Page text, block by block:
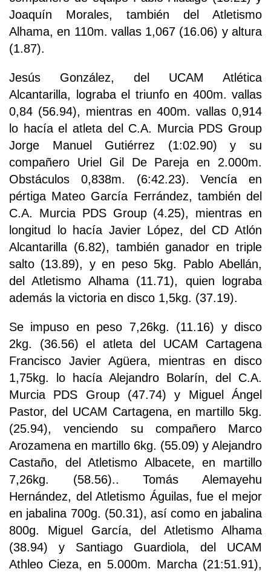
Joaquín Morales, también del Atletismo
Alhama, en 110m. vallas 1,067 (16.06) y altura
(1.87).
Jesús González, del UCAM Atlética
Alcantarilla, lograba el triunfo en 400m. vallas
0,84 (56.94), mientras en 400m. vallas 0,914
lo hacía el atleta del C.A. Murcia PDS Group
Jorge Manuel Gutiérrez (1:02.90) y su
compañero Uriel Gil De Pareja en 2.000m.
Obstáculos 0,838m. (6:42.23). Vencía en
pértiga Mateo García Ferrández, también del
C.A. Murcia PDS Group (4.25), mientras en
longitud lo hacía Javier López, del CD Atlón
Alcantarilla (6.82), también ganador en triple
salto (13.89), y en peso 5kg. Pablo Abellán,
del Atletismo Alhama (11.71), quien lograba
además la victoria en disco 1,5kg. (37.19).
Se impuso en peso 7,26kg. (11.16) y disco
2kg. (36.56) el atleta del UCAM Cartagena
Francisco Javier Agüera, mientras en disco
1,75kg. lo hacía Alejandro Bolarín, del C.A.
Murcia PDS Group (47.74) y Miguel Ángel
Pastor, del UCAM Cartagena, en martillo 5kg.
(25.94), venciendo su compañero Marco
Arozamena en martillo 6kg. (55.09) y Alejandro
Castaño, del Atletismo Albacete, en martillo
7,26kg. (58.56).. Tomás Alemayehu
Hernández, del Atletismo Águilas, fue el mejor
en jabalina 700g. (50.31), así como en jabalina
800g. Miguel García, del Atletismo Alhama
(38.94) y Santiago Guardiola, del UCAM
Athleo Cieza, en 5.000m. Marcha (21:51.91),